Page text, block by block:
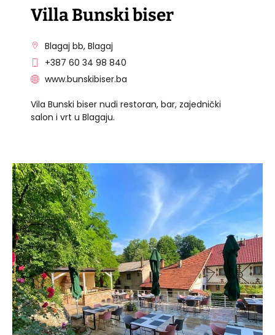
Villa Bunski biser
Blagaj bb, Blagaj
+387 60 34 98 840
www.bunskibiser.ba
Vila Bunski biser nudi restoran, bar, zajednički
salon i vrt u Blagaju.
POSJETITE OBJEKAT